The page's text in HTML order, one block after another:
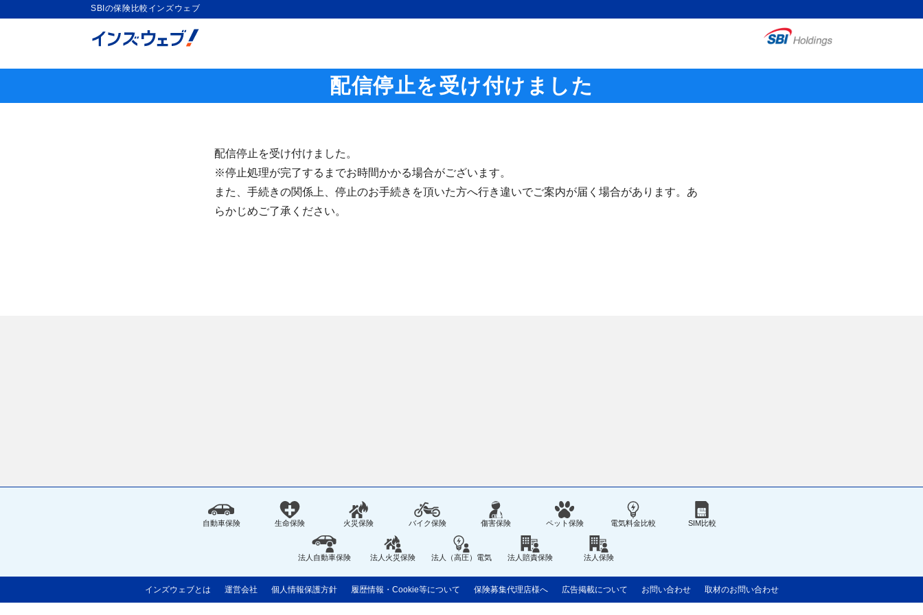
SBIの保険比較インズウェブ
配信停止を受け付けました
配信停止を受け付けました。
※停止処理が完了するまでお時間かかる場合がございます。
また、手続きの関係上、停止のお手続きを頂いた方へ行き違いでご案内が届く場合があります。あ
らかじめご了承ください。
自動車保険 生命保険 火災保険 バイク保険 傷害保険 ペット保険 電気料金比較 SIM比較
法人自動車保険 法人火災保険 法人（高圧）電気 法人賠責保険 法人保険
インズウェブとは 運営会社 個人情報保護方針 履歴情報・Cookie等について 保険募集代理店様へ 広告掲載について お問い合わせ 取材のお問い合わせ